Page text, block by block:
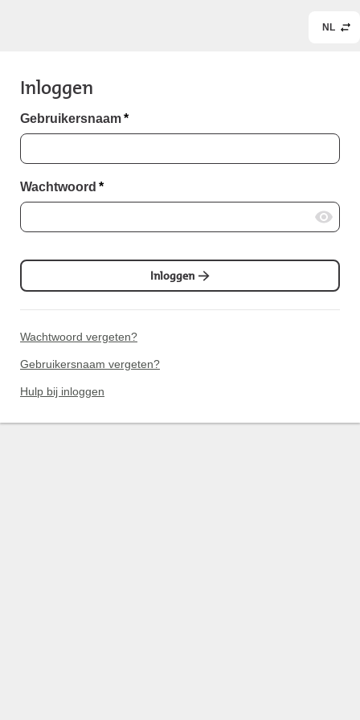
NL
Inloggen
Gebruikersnaam*
Wachtwoord *
Inloggen
Wachtwoord vergeten?
Gebruikersnaam vergeten?
Hulp bij inloggen